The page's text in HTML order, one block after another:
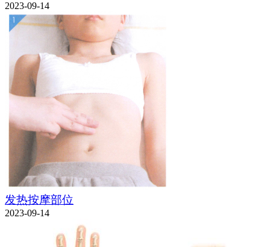
2023-09-14
发热按摩部位
2023-09-14